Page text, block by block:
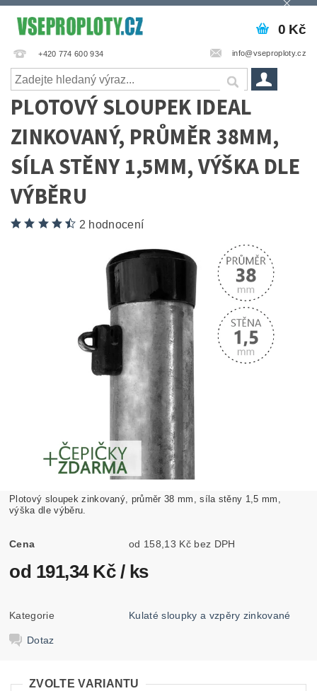
+420 774 600 934 info@vseproploty.cz
0 Kč
PLOTOVÝ SLOUPEK IDEAL
ZINKOVANÝ, PRŮMĚR 38MM,
SÍLA STĚNY 1,5MM, VÝŠKA DLE
VÝBĚRU
2 hodnocení
Plotový sloupek zinkovaný, průměr 38 mm, síla stěny 1,5 mm,
výška dle výběru.
Cena od 158,13 Kč bez DPH
od 191,34 Kč / ks
Kategorie Kulaté sloupky a vzpěry zinkované
Dotaz
ZVOLTE VARIANTU